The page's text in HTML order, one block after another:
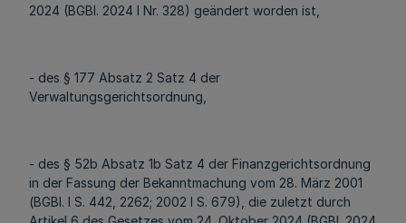
2024 (BGBl. 2024 I Nr. 328) geändert worden ist,
- des § 177 Absatz 2 Satz 4 der
Verwaltungsgerichtsordnung,
- des § 52b Absatz 1b Satz 4 der Finanzgerichtsordnung
in der Fassung der Bekanntmachung vom 28. März 2001
(BGBl. I S. 442, 2262; 2002 I S. 679), die zuletzt durch